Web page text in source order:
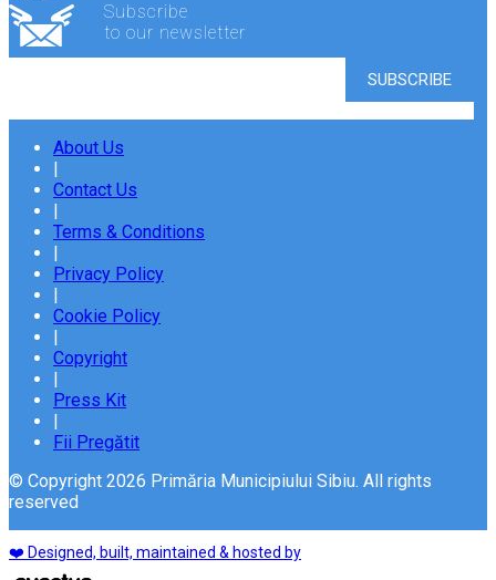
Subscribe
to our newsletter
About Us
Contact Us
Terms & Conditions
Privacy Policy
Cookie Policy
Copyright
Press Kit
Fii Pregătit
© Copyright 2026 Primăria Municipiului Sibiu. All rights
reserved
❤️ Designed, built, maintained & hosted by